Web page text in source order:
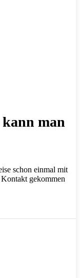
man
schon einmal mit
gekommen